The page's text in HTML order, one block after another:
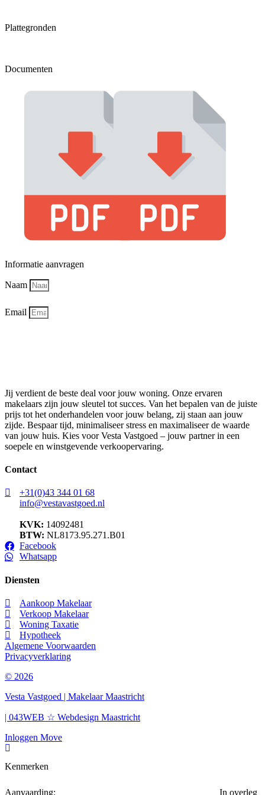
Plattegronden
Documenten
Informatie aanvragen
Naam
Email
Jij verdient de beste deal voor jouw woning. Onze ervaren
makelaars zijn jouw sleutel tot succes. Van het bepalen van de juiste
prijs tot het onderhandelen voor jouw belang, zij staan aan jouw
zijde. Bespaar tijd, minimaliseer stress en maximaliseer de waarde
van jouw huis. Kies voor Vesta Vastgoed – jouw partner in een
soepele en winstgevende verkoopervaring.
Contact
+31(0)43 344 01 68
info@vestavastgoed.nl
KVK: 14092481
BTW: NL8173.95.271.B01
Facebook
Whatsapp
Diensten
Aankoop Makelaar
Verkoop Makelaar
Woning Taxatie
Hypotheek
Algemene Voorwaarden
Privacyverklaring
© 2026
Vesta Vastgoed | Makelaar Maastricht
| 043WEB ☆ Webdesign Maastricht
Inloggen Move
Kenmerken
Aanvaarding In overleg